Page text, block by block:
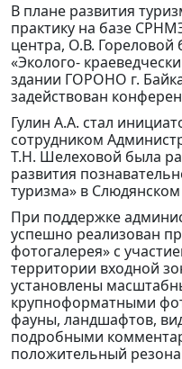
В плане развития
практику на базе
центра, О.В. Гореловой
«Эколого-
здании ГОРОНО г.
задействован
Гулин А.А. стал
сотрудником
Т.Н. Шелеховой была
развития
туризма» в
При поддержке
успешно реализован
фотогалерея» с
территории входной
установлены
крупноформатными
фауны, ландшафтов,
подробными
положительный